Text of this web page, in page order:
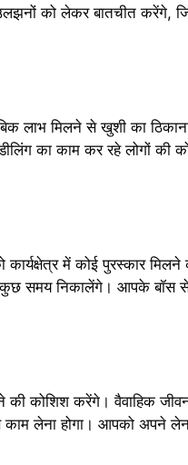
को लेकर बातचीत करेंगे,
लाभ मिलने से खुशी का
का काम कर रहे लोगों की
में कोई पुरस्कार
कुछ समय निकालेंगे। आपके बॉस
कोशिश करेंगे। वैवाहिक
लेना होगा। आपको अपने